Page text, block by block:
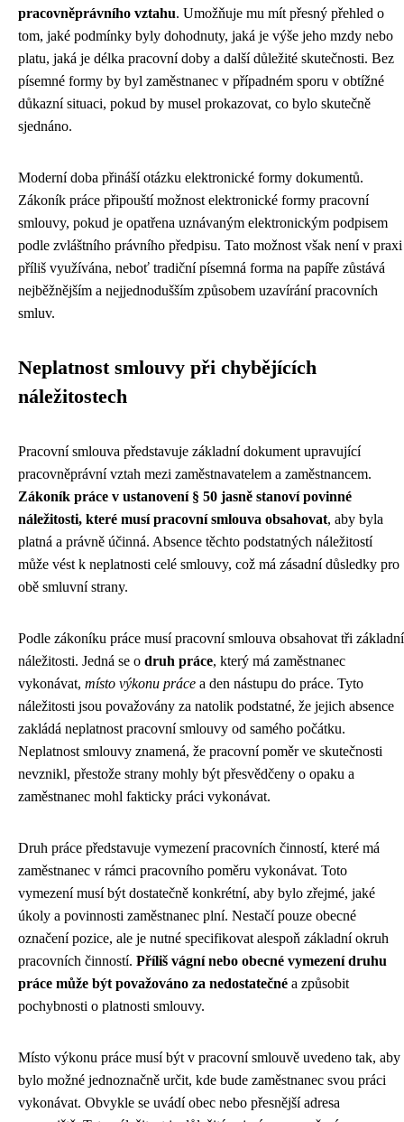
pracovněprávního vztahu. Umožňuje mu mít přesný přehled o
tom, jaké podmínky byly dohodnuty, jaká je výše jeho mzdy nebo
platu, jaká je délka pracovní doby a další důležité skutečnosti. Bez
písemné formy by byl zaměstnanec v případném sporu v obtížné
důkazní situaci, pokud by musel prokazovat, co bylo skutečně
sjednáno.
Moderní doba přináší otázku elektronické formy dokumentů.
Zákoník práce připouští možnost elektronické formy pracovní
smlouvy, pokud je opatřena uznávaným elektronickým podpisem
podle zvláštního právního předpisu. Tato možnost však není v praxi
příliš využívána, neboť tradiční písemná forma na papíře zůstává
nejběžnějším a nejjednodušším způsobem uzavírání pracovních
smluv.
Neplatnost smlouvy při chybějících
náležitostech
Pracovní smlouva představuje základní dokument upravující
pracovněprávní vztah mezi zaměstnavatelem a zaměstnancem.
Zákoník práce v ustanovení § 50 jasně stanoví povinné
náležitosti, které musí pracovní smlouva obsahovat, aby byla
platná a právně účinná. Absence těchto podstatných náležitostí
může vést k neplatnosti celé smlouvy, což má zásadní důsledky pro
obě smluvní strany.
Podle zákoníku práce musí pracovní smlouva obsahovat tři základní
náležitosti. Jedná se o druh práce, který má zaměstnanec
vykonávat, místo výkonu práce a den nástupu do práce. Tyto
náležitosti jsou považovány za natolik podstatné, že jejich absence
zakládá neplatnost pracovní smlouvy od samého počátku.
Neplatnost smlouvy znamená, že pracovní poměr ve skutečnosti
nevznikl, přestože strany mohly být přesvědčeny o opaku a
zaměstnanec mohl fakticky práci vykonávat.
Druh práce představuje vymezení pracovních činností, které má
zaměstnanec v rámci pracovního poměru vykonávat. Toto
vymezení musí být dostatečně konkrétní, aby bylo zřejmé, jaké
úkoly a povinnosti zaměstnanec plní. Nestačí pouze obecné
označení pozice, ale je nutné specifikovat alespoň základní okruh
pracovních činností. Příliš vágní nebo obecné vymezení druhu
práce může být považováno za nedostatečné a způsobit
pochybnosti o platnosti smlouvy.
Místo výkonu práce musí být v pracovní smlouvě uvedeno tak, aby
bylo možné jednoznačně určit, kde bude zaměstnanec svou práci
vykonávat. Obvykle se uvádí obec nebo přesnější adresa